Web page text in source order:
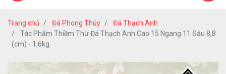
Trang chủ Đá Phong Thủy
Đá Thạch Anh
Tác Phẩm Thiềm Thừ Đá Thạch Anh Cao 15 Ngang 11 Sâu 8,8
(cm) - 1,6kg